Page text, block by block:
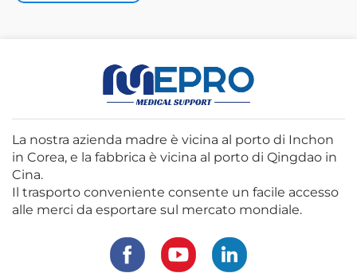
La nostra azienda madre è vicina al porto di Inchon
in Corea, e la fabbrica è vicina al porto di Qingdao in
Cina.
Il trasporto conveniente consente un facile accesso
alle merci da esportare sul mercato mondiale.